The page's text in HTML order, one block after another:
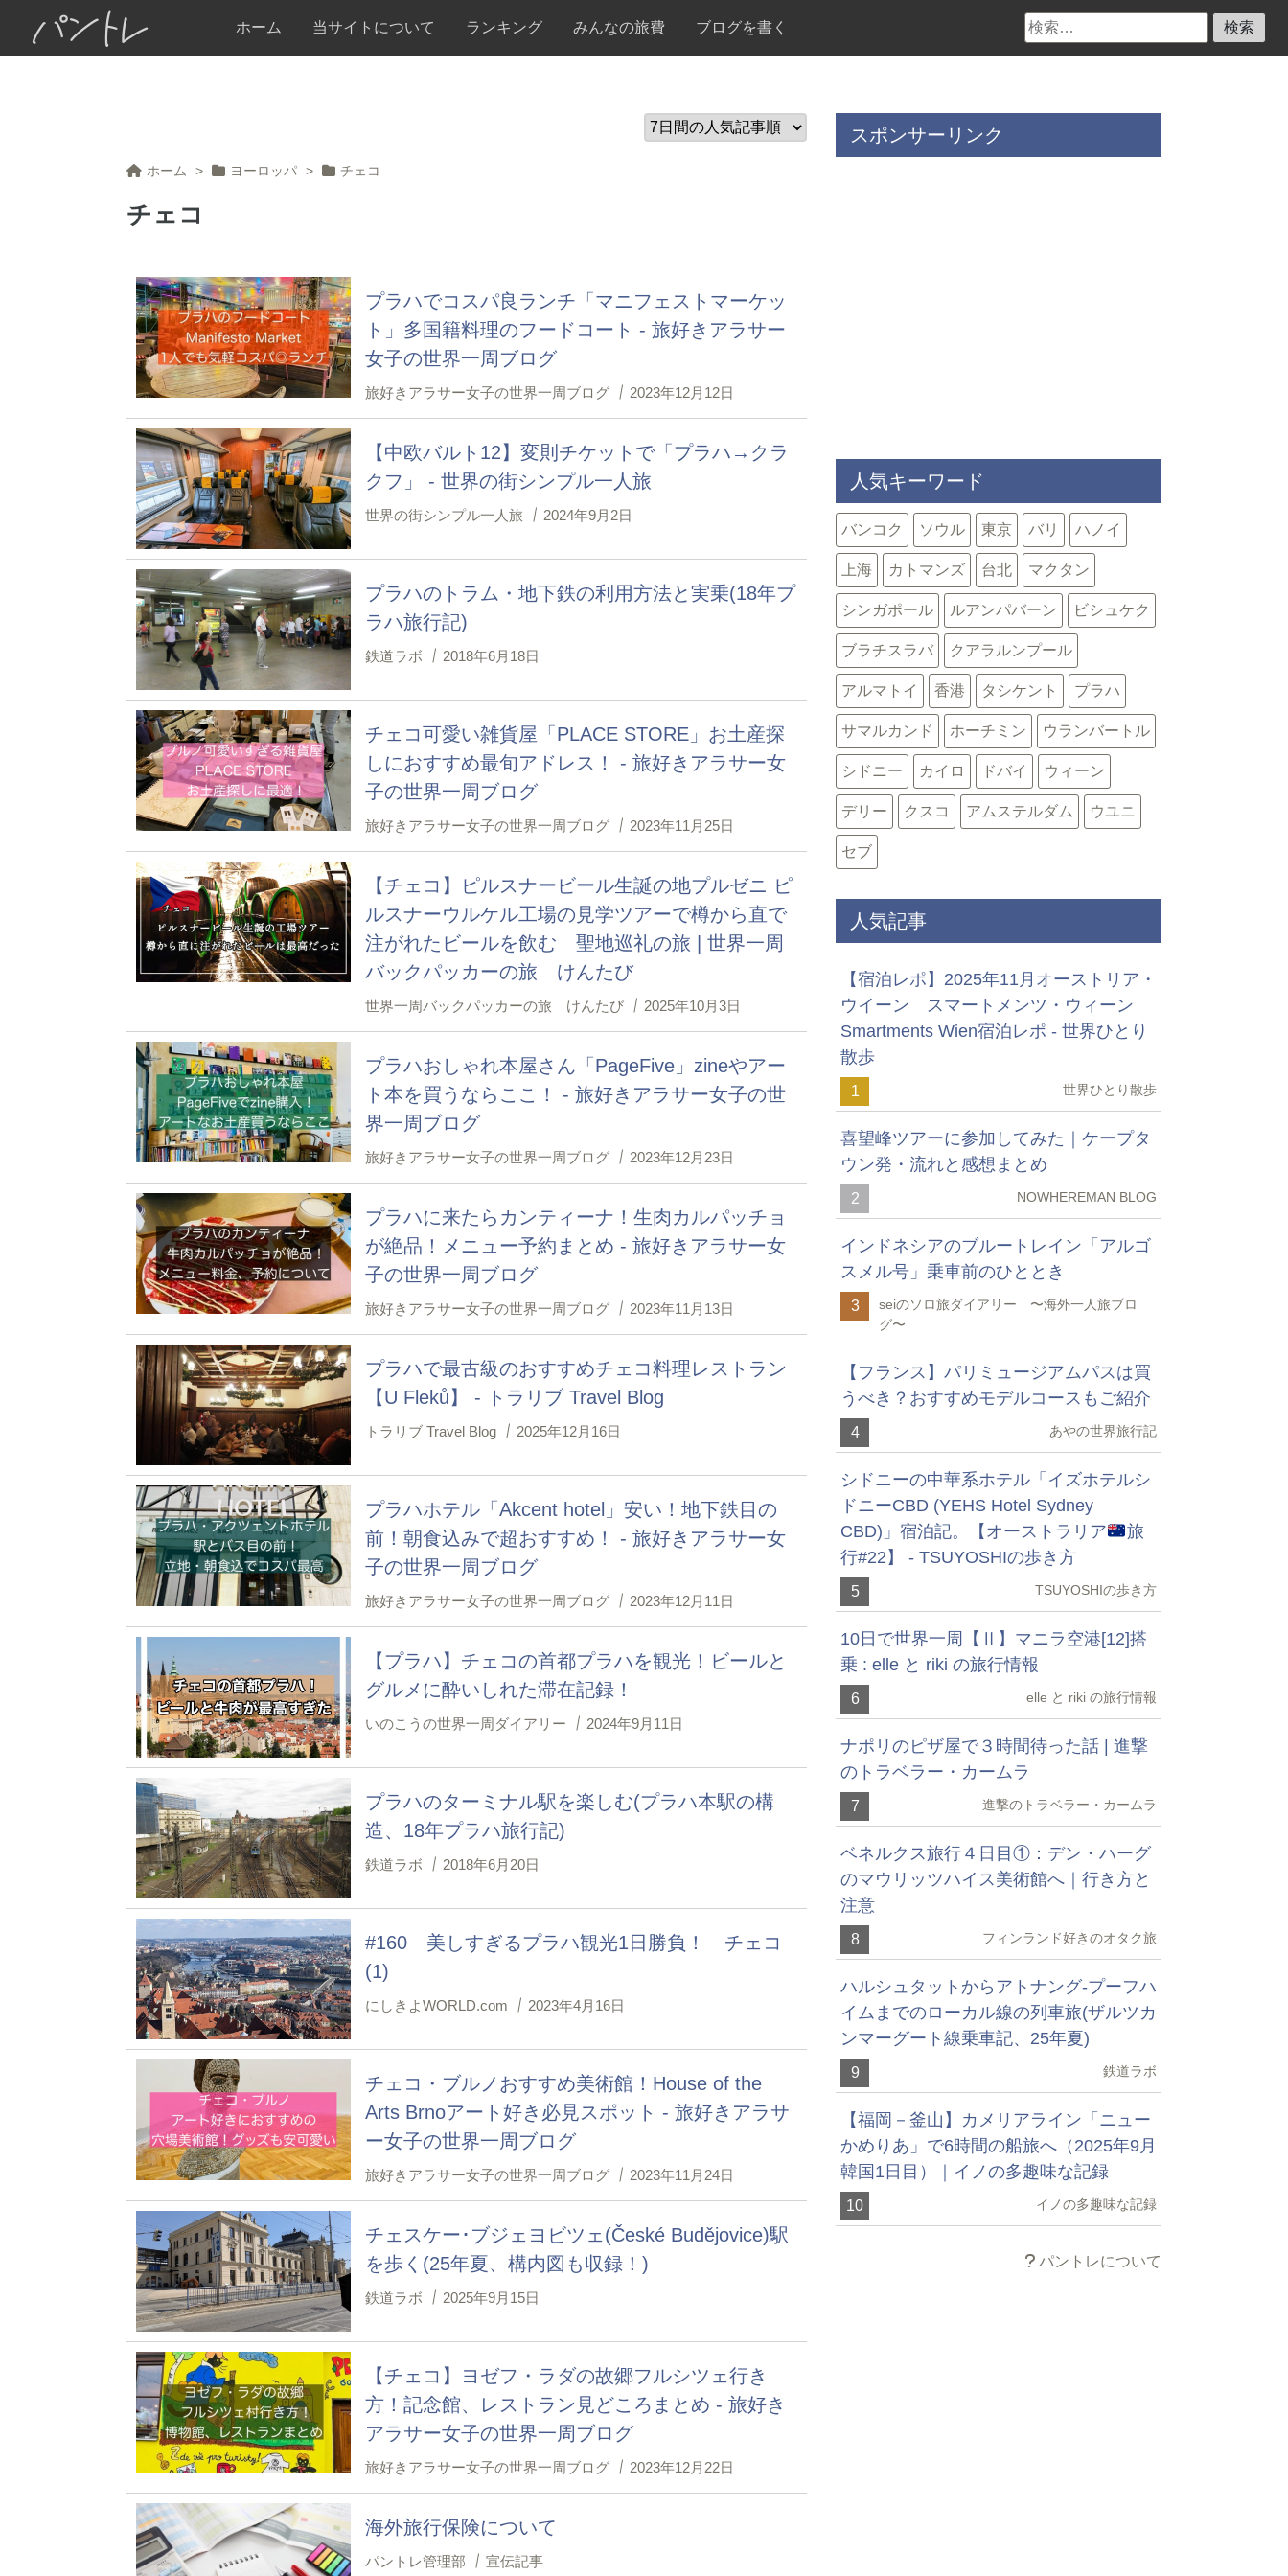
パントレ
検
索:
ホーム 当サイトについて ランキング みんなの旅費 ブログを書く
ホーム > ヨーロッパ > チェコ
チェコ
プラハでコスパ良ランチ「マニフェストマーケッ
ト」多国籍料理のフードコート - 旅好きアラサー
女子の世界一周ブログ
旅好きアラサー女子の世界一周ブログ 2023年12月12日
【中欧バルト12】変則チケットで「プラハ→クラ
クフ」 - 世界の街シンプル一人旅
世界の街シンプル一人旅 2024年9月2日
プラハのトラム・地下鉄の利用方法と実乗(18年プ
ラハ旅行記)
鉄道ラボ 2018年6月18日
チェコ可愛い雑貨屋「PLACE STORE」お土産探
しにおすすめ最旬アドレス！ - 旅好きアラサー女
子の世界一周ブログ
旅好きアラサー女子の世界一周ブログ 2023年11月25日
【チェコ】ピルスナービール生誕の地プルゼニ ピ
ルスナーウルケル工場の見学ツアーで樽から直で
注がれたビールを飲む 聖地巡礼の旅 | 世界一周
バックパッカーの旅 けんたび
世界一周バックパッカーの旅 けんたび 2025年10月3日
プラハおしゃれ本屋さん「PageFive」zineやアー
ト本を買うならここ！ - 旅好きアラサー女子の世
界一周ブログ
旅好きアラサー女子の世界一周ブログ 2023年12月23日
プラハに来たらカンティーナ！生肉カルパッチョ
が絶品！メニュー予約まとめ - 旅好きアラサー女
子の世界一周ブログ
旅好きアラサー女子の世界一周ブログ 2023年11月13日
プラハで最古級のおすすめチェコ料理レストラン
【U Fleků】 - トラリブ Travel Blog
トラリブ Travel Blog 2025年12月16日
プラハホテル「Akcent hotel」安い！地下鉄目の
前！朝食込みで超おすすめ！ - 旅好きアラサー女
子の世界一周ブログ
旅好きアラサー女子の世界一周ブログ 2023年12月11日
【プラハ】チェコの首都プラハを観光！ビールと
グルメに酔いしれた滞在記録！
いのこうの世界一周ダイアリー 2024年9月11日
プラハのターミナル駅を楽しむ(プラハ本駅の構
造、18年プラハ旅行記)
鉄道ラボ 2018年6月20日
#160 美しすぎるプラハ観光1日勝負！ チェコ
(1)
にしきよWORLD.com 2023年4月16日
チェコ・ブルノおすすめ美術館！House of the
Arts Brnoアート好き必見スポット - 旅好きアラサ
ー女子の世界一周ブログ
旅好きアラサー女子の世界一周ブログ 2023年11月24日
チェスケー･ブジェヨビツェ(České Budějovice)駅
を歩く(25年夏、構内図も収録！)
鉄道ラボ 2025年9月15日
【チェコ】ヨゼフ・ラダの故郷フルシツェ行き
方！記念館、レストラン見どころまとめ - 旅好き
アラサー女子の世界一周ブログ
旅好きアラサー女子の世界一周ブログ 2023年12月22日
海外旅行保険について
パントレ管理部 宣伝記事
スポンサーリンク
人気キーワード
バンコク ソウル 東京 バリ ハノイ
上海 カトマンズ 台北 マクタン
シンガポール ルアンパバーン ビシュケク
ブラチスラバ クアラルンプール
アルマトイ 香港 タシケント プラハ
サマルカンド ホーチミン ウランバートル
シドニー カイロ ドバイ ウィーン
デリー クスコ アムステルダム ウユニ
セブ
人気記事
【宿泊レポ】2025年11月オーストリア・
ウイーン スマートメンツ・ウィーン
Smartments Wien宿泊レポ - 世界ひとり
散歩
1 世界ひとり散歩
喜望峰ツアーに参加してみた｜ケープタ
ウン発・流れと感想まとめ
2 NOWHEREMAN BLOG
インドネシアのブルートレイン「アルゴ
スメル号」乗車前のひととき
3
seiのソロ旅ダイアリー 〜海外一人旅ブロ
グ〜
【フランス】パリミュージアムパスは買
うべき？おすすめモデルコースもご紹介
4 あやの世界旅行記
シドニーの中華系ホテル「イズホテルシ
ドニーCBD (YEHS Hotel Sydney
CBD)」宿泊記。【オーストラリア
旅
行#22】 - TSUYOSHIの歩き方
5 TSUYOSHIの歩き方
10日で世界一周【Ⅱ】マニラ空港[12]搭
乗 : elle と riki の旅行情報
6 elle と riki の旅行情報
ナポリのピザ屋で３時間待った話 | 進撃
のトラベラー・カームラ
7 進撃のトラベラー・カームラ
ベネルクス旅行４日目①：デン・ハーグ
のマウリッツハイス美術館へ｜行き方と
注意
8 フィンランド好きのオタク旅
ハルシュタットからアトナング-プーフハ
イムまでのローカル線の列車旅(ザルツカ
ンマーグート線乗車記、25年夏)
9 鉄道ラボ
【福岡－釜山】カメリアライン「ニュー
かめりあ」で6時間の船旅へ（2025年9月
韓国1日目）｜イノの多趣味な記録
10 イノの多趣味な記録
パントレについて